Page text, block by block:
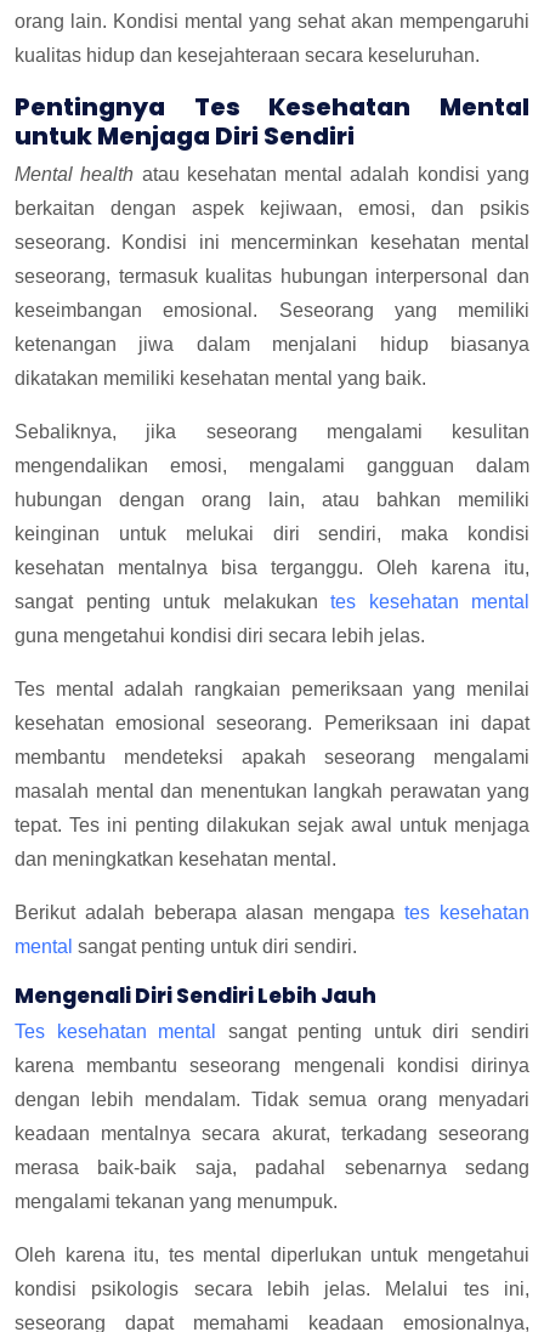
orang lain. Kondisi mental yang sehat akan mempengaruhi
kualitas hidup dan kesejahteraan secara keseluruhan.
Pentingnya Tes Kesehatan Mental
untuk Menjaga Diri Sendiri
Mental health atau kesehatan mental adalah kondisi yang
berkaitan dengan aspek kejiwaan, emosi, dan psikis
seseorang. Kondisi ini mencerminkan kesehatan mental
seseorang, termasuk kualitas hubungan interpersonal dan
keseimbangan emosional. Seseorang yang memiliki
ketenangan jiwa dalam menjalani hidup biasanya
dikatakan memiliki kesehatan mental yang baik.
Sebaliknya, jika seseorang mengalami kesulitan
mengendalikan emosi, mengalami gangguan dalam
hubungan dengan orang lain, atau bahkan memiliki
keinginan untuk melukai diri sendiri, maka kondisi
kesehatan mentalnya bisa terganggu. Oleh karena itu,
sangat penting untuk melakukan tes kesehatan mental
guna mengetahui kondisi diri secara lebih jelas.
Tes mental adalah rangkaian pemeriksaan yang menilai
kesehatan emosional seseorang. Pemeriksaan ini dapat
membantu mendeteksi apakah seseorang mengalami
masalah mental dan menentukan langkah perawatan yang
tepat. Tes ini penting dilakukan sejak awal untuk menjaga
dan meningkatkan kesehatan mental.
Berikut adalah beberapa alasan mengapates kesehatan
mental sangat penting untuk diri sendiri.
Mengenali Diri Sendiri Lebih Jauh
Tes kesehatan mental
sangat penting untuk diri sendiri
karena membantu seseorang mengenali kondisi dirinya
dengan lebih mendalam. Tidak semua orang menyadari
keadaan mentalnya secara akurat, terkadang seseorang
merasa baik-baik saja, padahal sebenarnya sedang
mengalami tekanan yang menumpuk.
Oleh karena itu, tes mental diperlukan untuk mengetahui
kondisi psikologis secara lebih jelas. Melalui tes ini,
seseorang dapat memahami keadaan emosionalnya,